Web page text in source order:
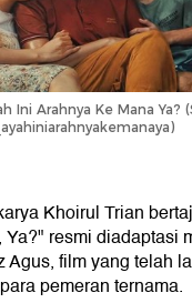
Ini Arahnya Ke Mana Ya?
Khoirul Trian
resmi diadaptasi
Agus, film yang telah
pemeran ternama.